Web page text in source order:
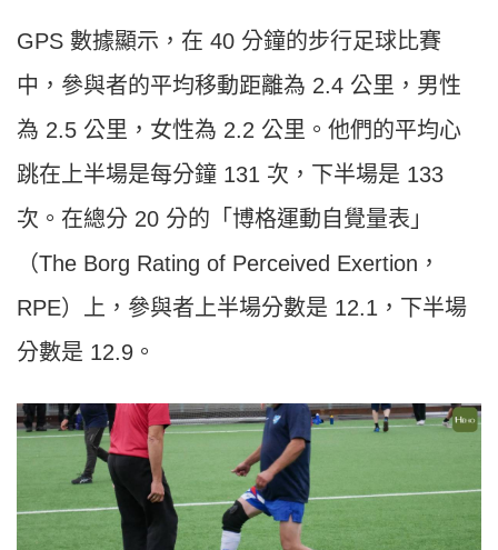
GPS 數據顯示，在 40 分鐘的步行足球比賽
中，參與者的平均移動距離為 2.4 公里，男性
為 2.5 公里，女性為 2.2 公里。他們的平均心
跳在上半場是每分鐘 131 次，下半場是 133
次。在總分 20 分的「博格運動自覺量表」
（The Borg Rating of Perceived Exertion，
RPE）上，參與者上半場分數是 12.1，下半場
分數是 12.9。